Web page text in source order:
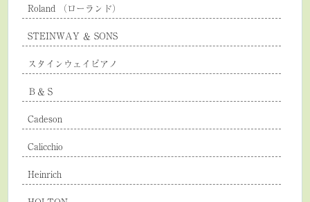
Roland （ローランド）
STEINWAY ＆ SONS
スタインウェイピアノ
Ｂ＆Ｓ
Cadeson
Calicchio
Heinrich